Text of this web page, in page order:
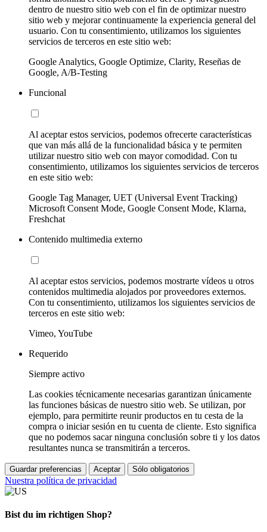
dentro de nuestro sitio web con el fin de optimizar nuestro
sitio web y mejorar continuamente la experiencia general del
usuario. Con tu consentimiento, utilizamos los siguientes
servicios de terceros en este sitio web:
Google Analytics, Google Optimize, Clarity, Reseñas de
Google, A/B-Testing
Funcional
Al aceptar estos servicios, podemos ofrecerte características
que van más allá de la funcionalidad básica y te permiten
utilizar nuestro sitio web con mayor comodidad. Con tu
consentimiento, utilizamos los siguientes servicios de terceros
en este sitio web:
Google Tag Manager, UET (Universal Event Tracking)
Microsoft Consent Mode, Google Consent Mode, Klarna,
Freshchat
Contenido multimedia externo
Al aceptar estos servicios, podemos mostrarte vídeos u otros
contenidos multimedia alojados por proveedores externos.
Con tu consentimiento, utilizamos los siguientes servicios de
terceros en este sitio web:
Vimeo, YouTube
Requerido
Siempre activo
Las cookies técnicamente necesarias garantizan únicamente
las funciones básicas de nuestro sitio web. Se utilizan, por
ejemplo, para permitirte reunir productos en tu cesta de la
compra o iniciar sesión en tu cuenta de cliente. Esto significa
que no podemos sacar ninguna conclusión sobre ti y los datos
resultantes nunca se transmitirán a terceros.
Guardar preferencias Aceptar Sólo obligatorios
Nuestra política de privacidad
Bist du im richtigen Shop?